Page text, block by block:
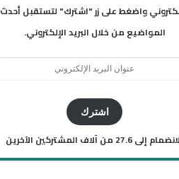
واضغط على زر "اشترك" لتستقبل أحدث
المواضيع من خلال البريد الإلكتروني.
اشترك
إلى 27.6 من آلاف المشتركين الآخرين